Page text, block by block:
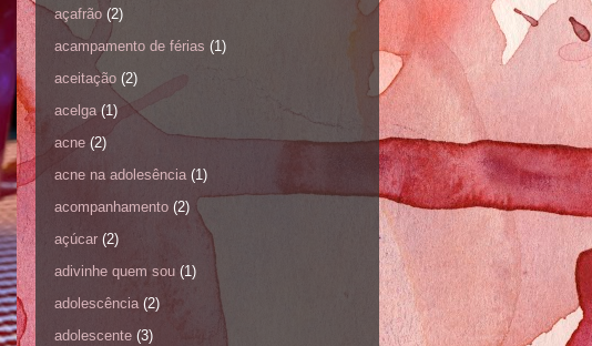
açafrão (2)
acampamento de férias (1)
aceitação (2)
acelga (1)
acne (2)
acne na adolesência (1)
acompanhamento (2)
açúcar (2)
adivinhe quem sou (1)
adolescência (2)
adolescente (3)